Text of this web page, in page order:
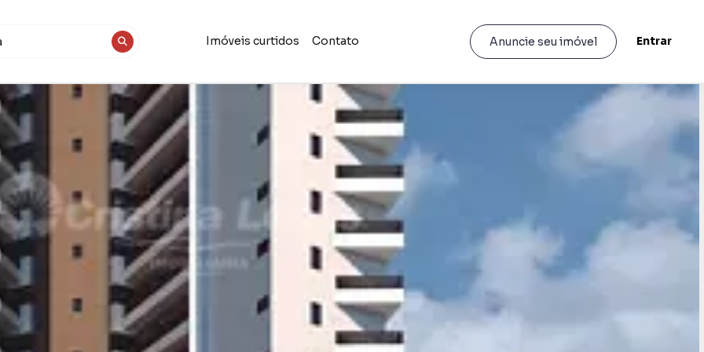
Imóveis curtidos Contato Anuncie seu imóvel Entrar